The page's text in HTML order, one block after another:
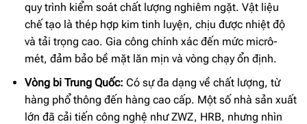
quy trình kiểm soát chất lượng nghiêm ngặt. Vật liệu
chế tạo là thép hợp kim tinh luyện, chịu được nhiệt độ
và tải trọng cao. Gia công chính xác đến mức micrô-
mét, đảm bảo bề mặt lăn mịn và vòng chạy ổn định.
Vòng bi Trung Quốc: Có sự đa dạng về chất lượng, từ
hàng phổ thông đến hàng cao cấp. Một số nhà sản xuất
lớn đã cải tiến công nghệ như ZWZ, HRB, nhưng nhìn